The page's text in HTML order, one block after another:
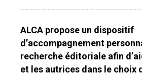
ALCA propose un dispositif
d’accompagnement
recherche éditoriale afin
et les autrices dans le choix